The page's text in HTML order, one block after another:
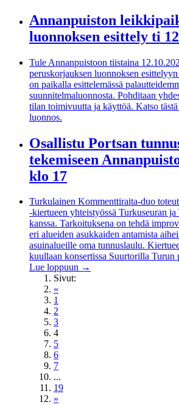
Annanpuiston
luonnoksen esittely ti
Tule Annanpuistoon tiistaina
peruskorjauksen luonnoksen
on paikalla esittelemässä
suunnitelmaluonnosta. Pohditaan
tilan toimivuutta ja käyttöä. Katso
luonnos.
Osallistu Portsan
tekemiseen
klo 17
Turkulainen Kommenttiraita-duo
-kiertueen yhteistyössä Turkuseuran
kanssa. Tarkoituksena on tehdä
eri alueiden asukkaiden antamista
asuinalueille oma tunnuslaulu.
kuullaan konsertissa Suurtorilla
Lue loppuun →
Sivut:
«
1
2
3
4
5
6
7
...
19
»